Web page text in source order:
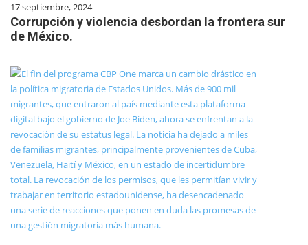
17 septiembre, 2024
Corrupción y violencia desbordan la frontera sur
de México.